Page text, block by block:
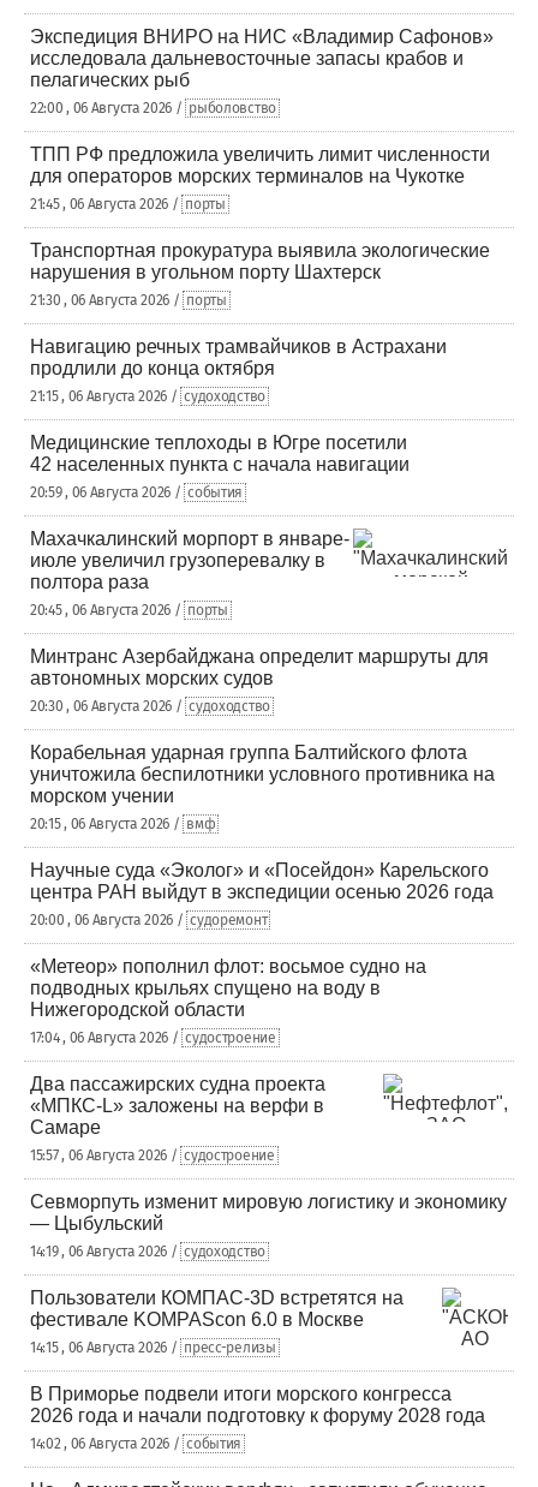
Экспедиция ВНИРО на НИС «Владимир Сафонов»
исследовала дальневосточные запасы крабов и
пелагических рыб
22:00 , 06 Августа 2026 / рыболовство
ТПП РФ предложила увеличить лимит численности
для операторов морских терминалов на Чукотке
21:45 , 06 Августа 2026 / порты
Транспортная прокуратура выявила экологические
нарушения в угольном порту Шахтерск
21:30 , 06 Августа 2026 / порты
Навигацию речных трамвайчиков в Астрахани
продлили до конца октября
21:15 , 06 Августа 2026 / судоходство
Медицинские теплоходы в Югре посетили
42 населенных пункта с начала навигации
20:59 , 06 Августа 2026 / события
Махачкалинский морпорт в январе-
июле увеличил грузоперевалку в
полтора раза
20:45 , 06 Августа 2026 / порты
Минтранс Азербайджана определит маршруты для
автономных морских судов
20:30 , 06 Августа 2026 / судоходство
Корабельная ударная группа Балтийского флота
уничтожила беспилотники условного противника на
морском учении
20:15 , 06 Августа 2026 / вмф
Научные суда «Эколог» и «Посейдон» Карельского
центра РАН выйдут в экспедиции осенью 2026 года
20:00 , 06 Августа 2026 / судоремонт
«Метеор» пополнил флот: восьмое судно на
подводных крыльях спущено на воду в
Нижегородской области
17:04 , 06 Августа 2026 / судостроение
Два пассажирских судна проекта
«МПКС-L» заложены на верфи в
Самаре
15:57 , 06 Августа 2026 / судостроение
Севморпуть изменит мировую логистику и экономику
— Цыбульский
14:19 , 06 Августа 2026 / судоходство
Пользователи КОМПАС-3D встретятся на
фестивале KOMPAScon 6.0 в Москве
14:15 , 06 Августа 2026 / пресс-релизы
В Приморье подвели итоги морского конгресса
2026 года и начали подготовку к форуму 2028 года
14:02 , 06 Августа 2026 / события